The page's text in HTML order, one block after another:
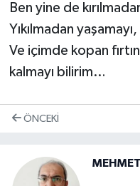
Ben yine de
Yıkılmadan yaşamayı,
Ve içimde kopan
kalmayı bilirim…
ÖNCEKI